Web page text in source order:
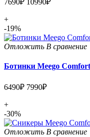
+
-19%
Отложить В сравнение
Ботинки Meego
6490₽ 7990₽
+
-30%
Отложить В сравнение